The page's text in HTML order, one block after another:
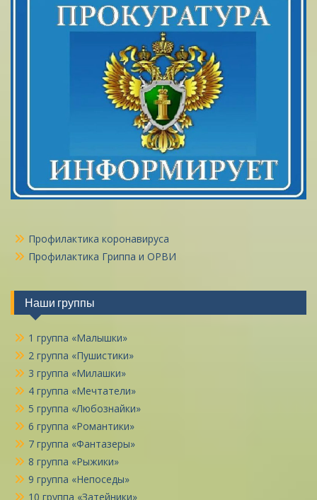
Профилактика коронавируса
Профилактика Гриппа и ОРВИ
Наши группы
1 группа «Малышки»
2 группа «Пушистики»
3 группа «Милашки»
4 группа «Мечтатели»
5 группа «Любознайки»
6 группа «Романтики»
7 группа «Фантазеры»
8 группа «Рыжики»
9 группа «Непоседы»
10 группа «Затейники»